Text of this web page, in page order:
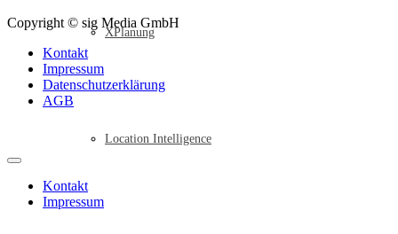
XPlanung
Location Intelligence
Copyright © sig Media GmbH
Kontakt
Impressum
Datenschutzerklärung
AGB
Kontakt
Impressum